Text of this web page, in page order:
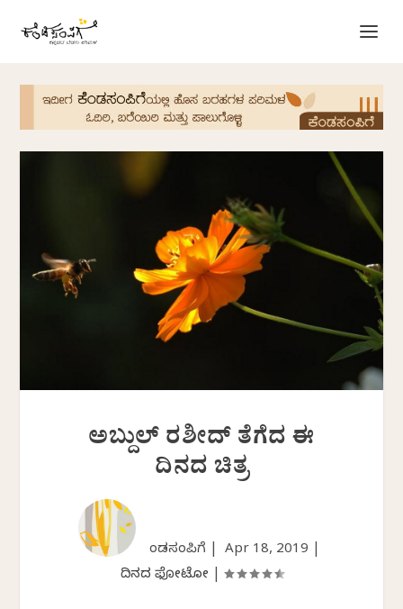
ಅಬ್ದುಲ್ ರಶೀದ್ ತೆಗೆದ ಈ
ದಿನದ ಚಿತ್ರ
ಕೆಂಡಸಂಪಿಗೆ | Apr 18, 2019
ದಿನದ ಫೋಟೋ